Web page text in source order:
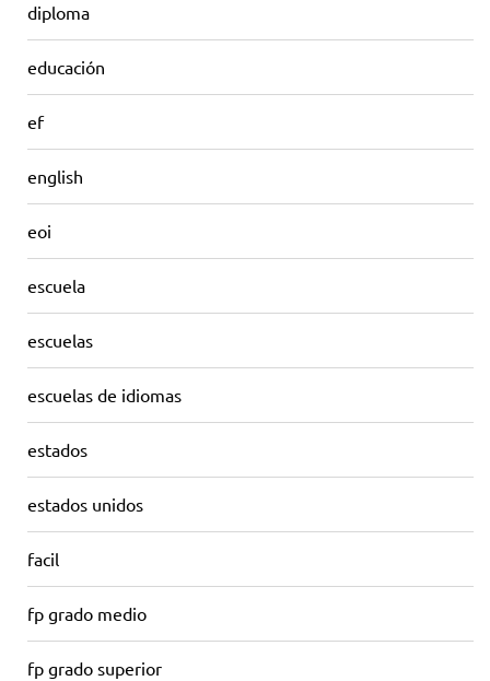
diploma
educación
ef
english
eoi
escuela
escuelas
escuelas de idiomas
estados
estados unidos
facil
fp grado medio
fp grado superior